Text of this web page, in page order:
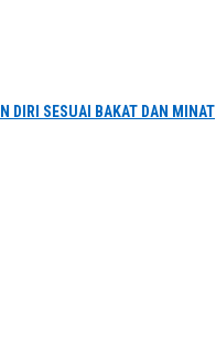
DIRI SESUAI BAKAT DAN MINAT